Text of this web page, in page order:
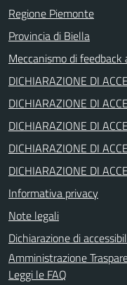
Regione Piemonte
Provincia di Biella
Meccanismo di feedback
DICHIARAZIONE DI
DICHIARAZIONE DI
DICHIARAZIONE DI
DICHIARAZIONE DI
DICHIARAZIONE DI
Informativa privacy
Note legali
Dichiarazione di
Amministrazione
Leggi le FAQ